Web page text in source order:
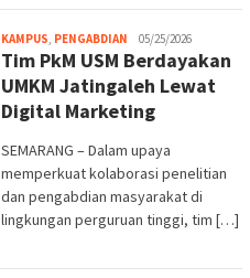
KAMPUS, PENGABDIAN Melani
05/25/2026
Tim PkM USM Berdayakan
UMKM Jatingaleh Lewat
Digital Marketing
SEMARANG – Dalam upaya
memperkuat kolaborasi penelitian
dan pengabdian masyarakat di
lingkungan perguruan tinggi, tim […]